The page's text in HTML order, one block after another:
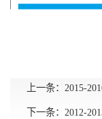
上一条： 2015-
下一条： 2012-